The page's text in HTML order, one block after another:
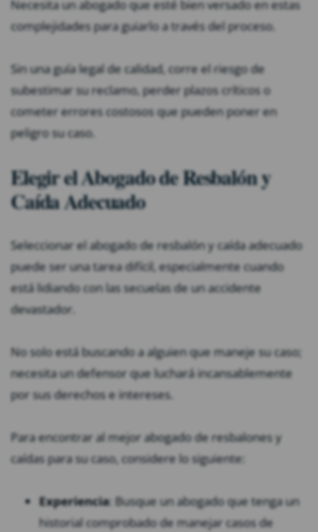
Necesita un abogado que esté bien versado en estas
complejidades para guiarlo a través del proceso.
Sin una guía legal de calidad, corre el riesgo de
subestimar su reclamo, perder plazos críticos o
cometer errores costosos que pueden poner en
peligro su caso.
Elegir el Abogado de Resbalón y
Caída Adecuado
Seleccionar el abogado de resbalón y caída adecuado
puede ser una tarea difícil, especialmente cuando
está lidiando con las secuelas de un accidente
devastador.
No solo está buscando a alguien que maneje su caso;
necesita un defensor que luchará incansablemente
por sus derechos e intereses.
Para encontrar al mejor abogado de resbalones y
caídas para su caso, considere lo siguiente:
Experiencia: Busque un abogado que tenga un
historial comprobado de manejar casos de